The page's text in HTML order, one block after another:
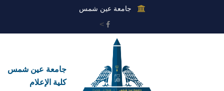
جامعة عين شمس
>
جامعة عين شمس
كلية الإعلام